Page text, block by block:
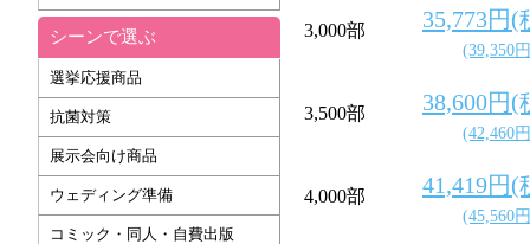
3,000部 35,773円(
(39,350
3,500部 38,600円(
(42,460
4,000部 41,419円(
(45,560
シーンで選ぶ
選挙応援商品
抗菌対策
展示会向け商品
ウェディング準備
コミック・同人・自費出版